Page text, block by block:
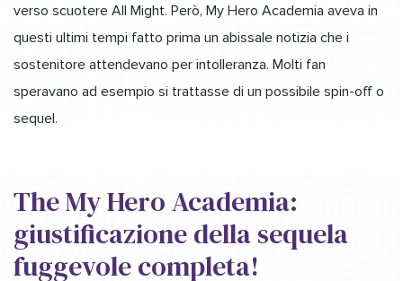
verso scuotere All Might. Però, My Hero Academia aveva in
questi ultimi tempi fatto prima un abissale notizia che i
sostenitore attendevano per intolleranza. Molti fan
speravano ad esempio si trattasse di un possibile spin-off o
sequel.
The My Hero Academia:
giustificazione della sequela
fuggevole completa!